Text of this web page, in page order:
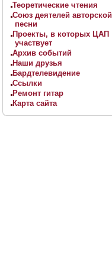
Теоретические чтения
Союз деятелей авторской
песни
Проекты, в которых ЦАП
участвует
Архив событий
Наши друзья
Бардтелевидение
Ссылки
Ремонт гитар
Карта сайта